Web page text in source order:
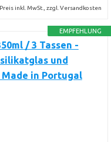
Preis inkl. MwSt., zzgl. Versandkosten
EMPFEHLUNG
/ 3 Tassen -
und
in Portugal